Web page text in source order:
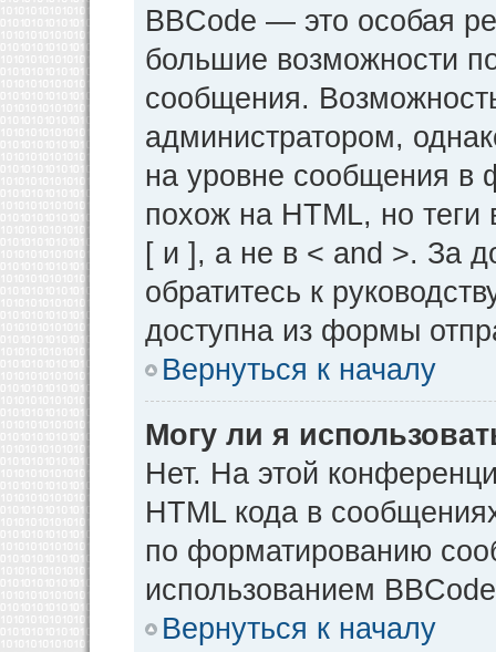
BBCode — это особая
большие возможности
сообщения.
администратором,
на уровне сообщения в
похож на HTML, но теги
[ и ], а не в < and >. За
обратитесь к
доступна из формы
Вернуться к началу
Могу ли я
Нет. На этой
HTML кода в
по форматированию
использованием
Вернуться к началу